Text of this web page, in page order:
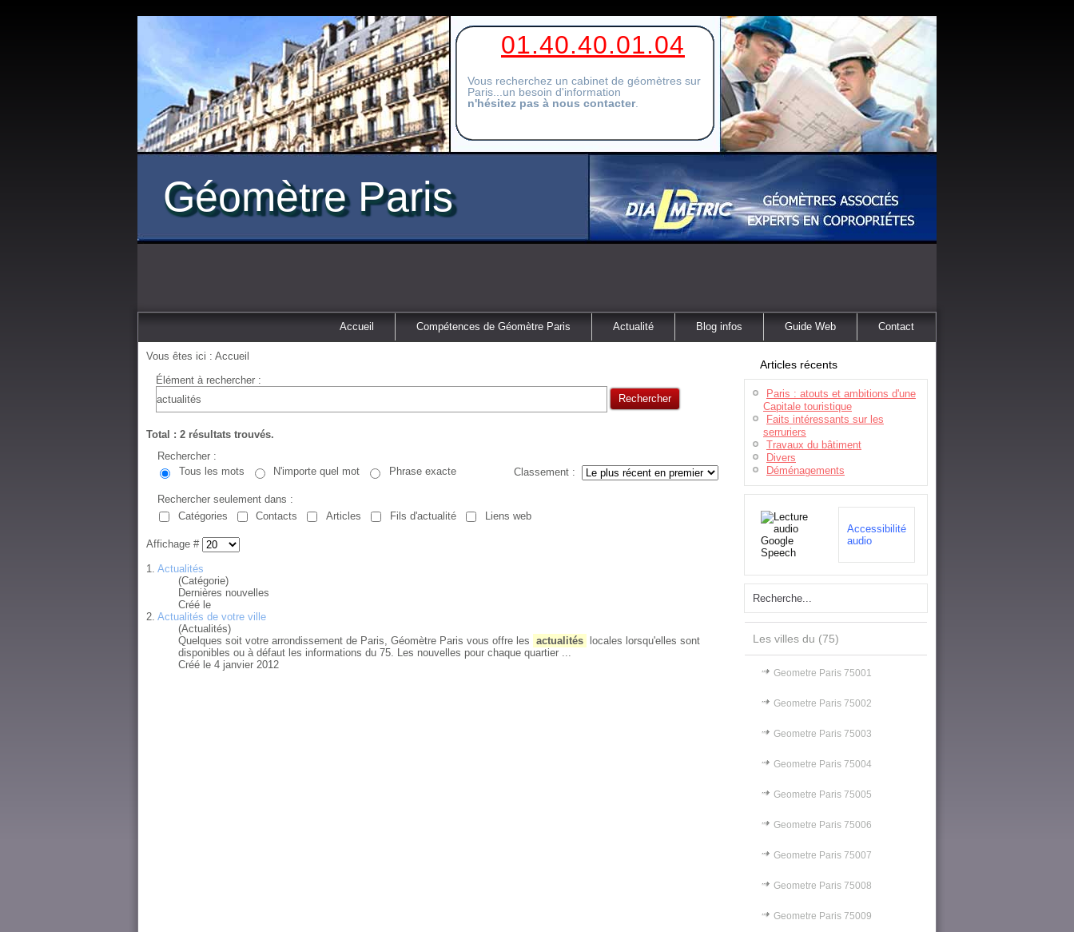
Vous recherchez un cabinet de géomètres sur
Paris...un besoin d'information
n'hésitez pas à nous contacter.
Géomètre Paris
01.40.40.01.04
Accueil Compétences de Géomètre Paris Actualité Blog infos Guide Web Contact
Vous êtes ici : Accueil
Élément à rechercher :
Rechercher
Total : 2 résultats trouvés.
Rechercher :
Tous les mots
N'importe quel mot Phrase exacte Classement :
Rechercher seulement dans :
Catégories
Contacts Articles Fils d'actualité Liens web
Affichage #
1. Actualités
(Catégorie)
Dernières nouvelles
Créé le
2. Actualités de votre ville
(Actualités)
Quelques soit votre arrondissement de Paris, Géomètre Paris vous offre les actualités
locales lorsqu'elles sont
disponibles ou à défaut les informations du 75. Les nouvelles pour chaque quartier ...
Créé le 4 janvier 2012
Articles récents
Paris : atouts et ambitions d'une
Capitale touristique
Faits intéressants sur les
serruriers
Travaux du bâtiment
Divers
Déménagements
Accessibilité
audio
Les villes du (75)
Geometre Paris 75001
Geometre Paris 75002
Geometre Paris 75003
Geometre Paris 75004
Geometre Paris 75005
Geometre Paris 75006
Geometre Paris 75007
Geometre Paris 75008
Geometre Paris 75009